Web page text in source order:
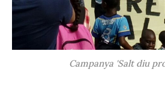
Campanya 'Salt diu